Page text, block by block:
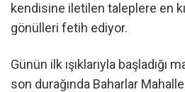
kendisine iletilen taleplere en
gönülleri fetih ediyor.
Günün ilk ışıklarıyla başladığı
son durağında Baharlar